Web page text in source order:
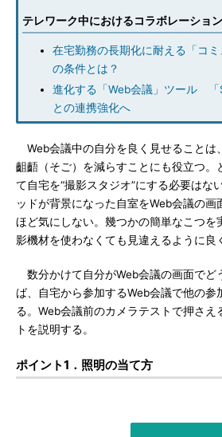
テレワーク中におけるコラボレーション
在宅勤務の長期化に耐える「コミ
の条件とは？
進化する「Web会議」ツール 「
との連携強化へ
Web会議中の自分を良く見せることは
齟齬（そご）を減らすことにも役立つ。
て自宅を“撮影スタジオ”にする必要はな
ッドが背景になった自室をWeb会議の画
ほど気にしない。幾つかの簡単なこつを
影機材を使わなくても見違えるように良
数分かけて自分がWeb会議の画面でど
ば、自宅から参加するWeb会議で他の参
る。Web会議前のカメラテストで押さえ
トを説明する。
ポイント1．照明の当て方